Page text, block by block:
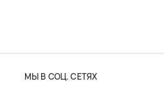
МЫ В СОЦ. СЕТЯХ